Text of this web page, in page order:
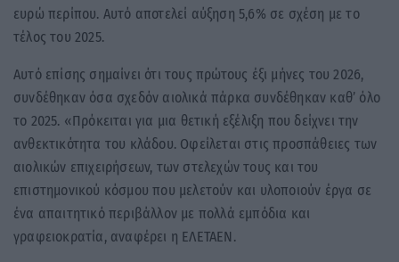
ευρώ περίπου. Αυτό αποτελεί αύξηση 5,6% σε σχέση με το
τέλος του 2025.
Αυτό επίσης σημαίνει ότι τους πρώτους έξι μήνες του 2026,
συνδέθηκαν όσα σχεδόν αιολικά πάρκα συνδέθηκαν καθ’ όλο
το 2025. «Πρόκειται για μια θετική εξέλιξη που δείχνει την
ανθεκτικότητα του κλάδου. Οφείλεται στις προσπάθειες των
αιολικών επιχειρήσεων, των στελεχών τους και του
επιστημονικού κόσμου που μελετούν και υλοποιούν έργα σε
ένα απαιτητικό περιβάλλον με πολλά εμπόδια και
γραφειοκρατία, αναφέρει η ΕΛΕΤΑΕΝ.